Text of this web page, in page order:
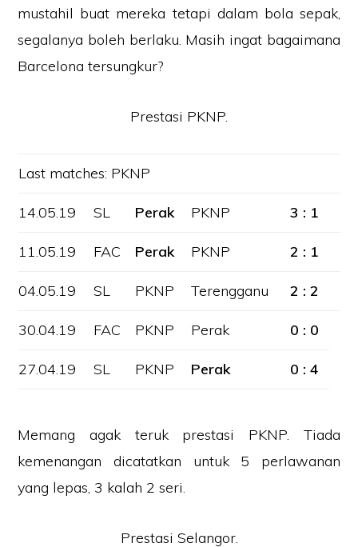
mustahil buat mereka tetapi dalam bola sepak,
segalanya boleh berlaku. Masih ingat bagaimana
Barcelona tersungkur?
Prestasi PKNP.
Last matches: PKNP
14.05.19 SL Perak PKNP 3 : 1
11.05.19 FAC Perak PKNP 2 : 1
04.05.19 SL PKNP Terengganu 2 : 2
30.04.19 FAC PKNP Perak 0 : 0
27.04.19 SL PKNP Perak 0 : 4
Memang agak teruk prestasi PKNP. Tiada
kemenangan dicatatkan untuk 5 perlawanan
yang lepas, 3 kalah 2 seri.
Prestasi Selangor.